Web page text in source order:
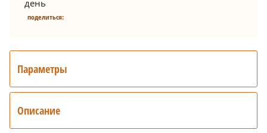
день
поделиться:
Параметры
Описание